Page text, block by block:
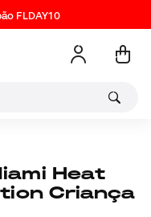
FLDAY10
Criança